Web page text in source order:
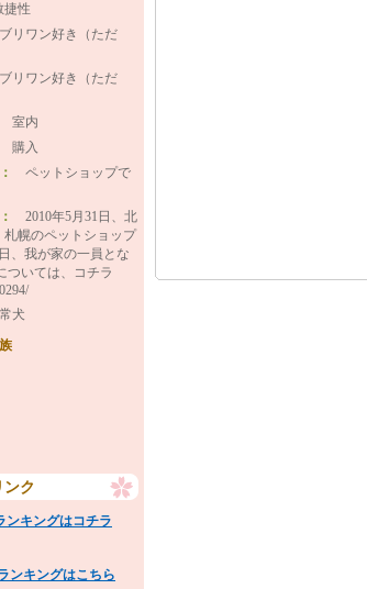
捷性
リワン好き（ただ
リワン好き（ただ
室内
購入
： ペットショップで
： 2010年5月31日、北
幌のペットショップ
、我が家の一員とな
ついては、コチラ
犬
ンク
ンキングはコチラ
ンキングはこちら